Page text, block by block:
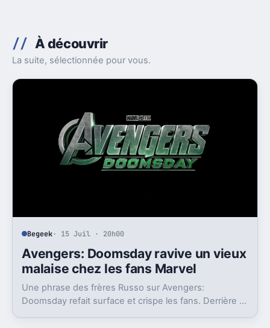
À découvrir
La suite, sélectionnée pour vous.
Begeek· 15 Juil · 20h00
Avengers: Doomsday ravive un vieux
malaise chez les fans Marvel
Une phrase des frères Russo sur Avengers:
Doomsday refait surface et crispe les fans. Derrière la